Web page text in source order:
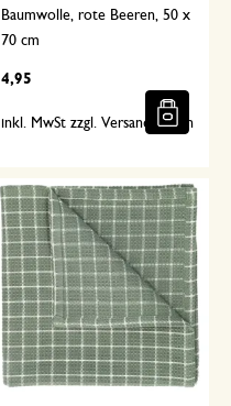
Baumwolle, rote Beeren, 50 x
70 cm
4,95
inkl. MwSt zzgl. Versandkosten